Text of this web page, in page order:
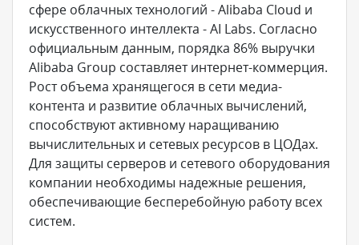
сфере облачных технологий - Alibaba Cloud и
искусственного интеллекта - AI Labs. Согласно
официальным данным, порядка 86% выручки
Alibaba Group составляет интернет-коммерция.
Рост объема хранящегося в сети медиа-
контента и развитие облачных вычислений,
способствуют активному наращиванию
вычислительных и сетевых ресурсов в ЦОДах.
Для защиты серверов и сетевого оборудования
компании необходимы надежные решения,
обеспечивающие бесперебойную работу всех
систем.